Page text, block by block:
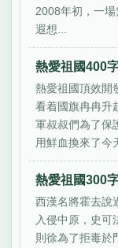
2008年初，一
遐想...
熱愛祖國400
熱愛祖國頂效開
看着國旗冉冉升
軍叔叔們為了保
用鮮血換來了今
熱愛祖國300
西漢名將霍去說
入侵中原，史可
則徐為了拒毒於